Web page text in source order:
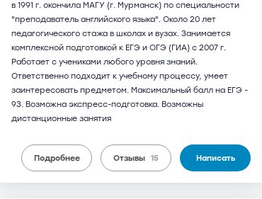
в 1991 г. окончила МАГУ (г. Мурманск) по специальности
"преподаватель английского языка". Около 20 лет
педагогического стажа в школах и вузах. Занимается
комплексной подготовкой к ЕГЭ и ОГЭ (ГИА) с 2007 г.
Работает с учениками любого уровня знаний.
Ответственно подходит к учебному процессу, умеет
заинтересовать предметом. Максимальный балл на ЕГЭ -
93. Возможна экспресс-подготовка. Возможны
дистанционные занятия
Подробнее Отзывы 15 Написать